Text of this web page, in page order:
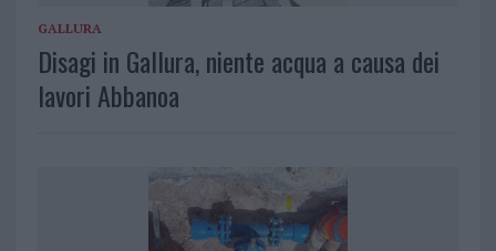
GALLURA
Disagi in Gallura, niente acqua a causa dei
lavori Abbanoa